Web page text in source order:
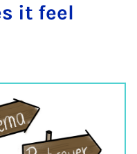
it feel